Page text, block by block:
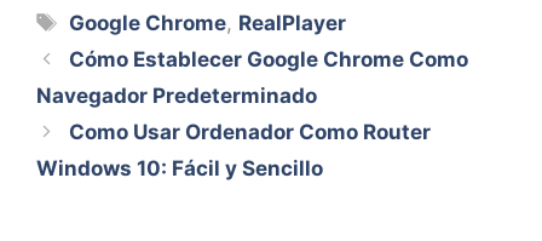
Etiquetas
Google Chrome, RealPlayer
Cómo Establecer Google Chrome Como
Navegador Predeterminado
Como Usar Ordenador Como Router
Windows 10: Fácil y Sencillo